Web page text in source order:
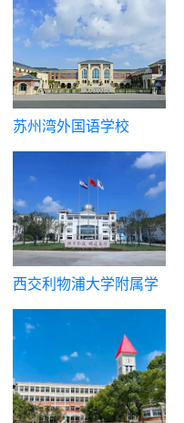
苏州湾外国语学校
西交利物浦大学附属学
校国际部